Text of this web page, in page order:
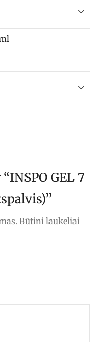
GEL 7
Būtini laukeliai